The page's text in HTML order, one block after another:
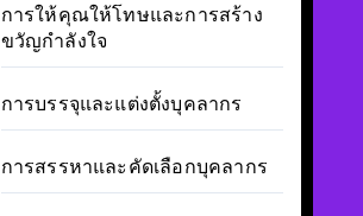
การให้คุณให้โทษและการสร้าง
ขวัญกำลังใจ
การบรรจุและแต่งตั้งบุคลากร
การสรรหาและคัดเลือกบุคลากร